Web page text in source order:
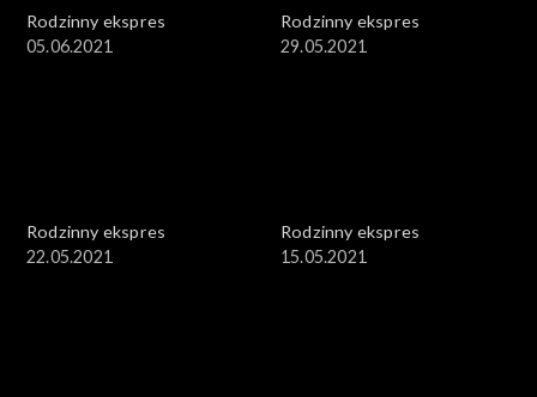
Rodzinny ekspres
05.06.2021
Rodzinny ekspres
29.05.2021
Rodzinny ekspres
22.05.2021
Rodzinny ekspres
15.05.2021